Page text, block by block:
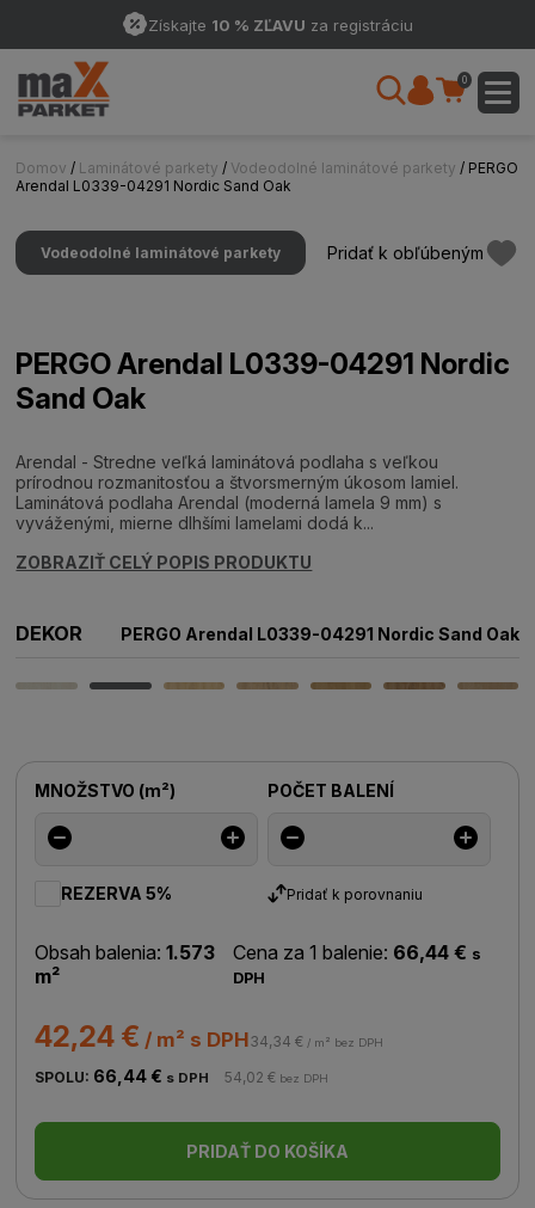
Získajte 10 % ZĽAVU za registráciu
0
Domov / Laminátové parkety / Vodeodolné laminátové parkety / PERGO
Arendal L0339-04291 Nordic Sand Oak
Vodeodolné laminátové parkety Pridať k obľúbeným
PERGO Arendal L0339-04291 Nordic
Sand Oak
Arendal - Stredne veľká laminátová podlaha s veľkou
prírodnou rozmanitosťou a štvorsmerným úkosom lamiel.
Laminátová podlaha Arendal (moderná lamela 9 mm) s
vyváženými, mierne dlhšími lamelami dodá k...
ZOBRAZIŤ CELÝ POPIS PRODUKTU
DEKOR PERGO Arendal L0339-04291 Nordic Sand Oak
MNOŽSTVO (m²) POČET BALENÍ
REZERVA 5% Pridať k porovnaniu
Obsah balenia: 1.573
m²
Cena za 1 balenie: 66,44 € s
DPH
42,24 € / m² s DPH34,34 € / m² bez DPH
SPOLU: 66,44 € s DPH 54,02 € bez DPH
PRIDAŤ DO KOŠÍKA